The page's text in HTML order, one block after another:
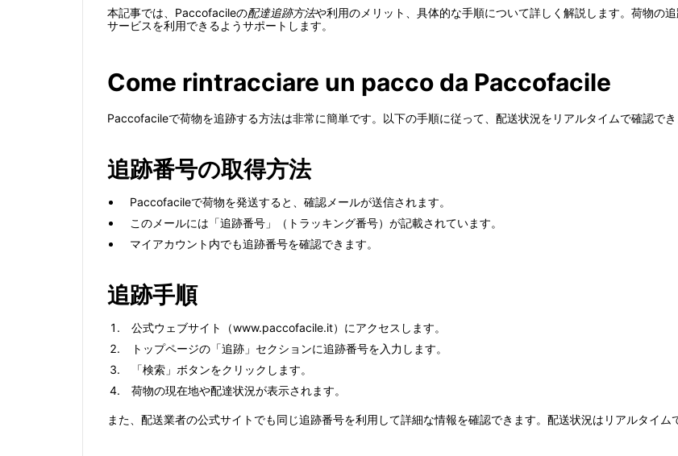
本記事では、Paccofacileの配達追跡方法や利用のメリット、具体的な手順について詳しく解説します。荷物の
サービスを利用できるようサポートします。
Come rintracciare un pacco da Paccofacile
Paccofacileで荷物を追跡する方法は非常に簡単です。以下の手順に従って、配送状況をリアルタイムで確認でき
追跡番号の取得方法
Paccofacileで荷物を発送すると、確認メールが送信されます。
このメールには「追跡番号」（トラッキング番号）が記載されています。
マイアカウント内でも追跡番号を確認できます。
追跡手順
公式ウェブサイト（www.paccofacile.it）にアクセスします。
トップページの「追跡」セクションに追跡番号を入力します。
「検索」ボタンをクリックします。
荷物の現在地や配達状況が表示されます。
また、配送業者の公式サイトでも同じ追跡番号を利用して詳細な情報を確認できます。配送状況はリアルタイム